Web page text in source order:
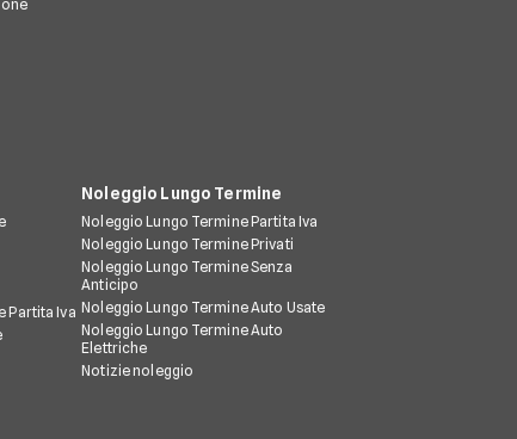
Partita Iva
Noleggio Lungo Termine
Noleggio Lungo Termine Partita Iva
Noleggio Lungo Termine Privati
Noleggio Lungo Termine Senza
Anticipo
Noleggio Lungo Termine Auto Usate
Noleggio Lungo Termine Auto
Elettriche
Notizie noleggio